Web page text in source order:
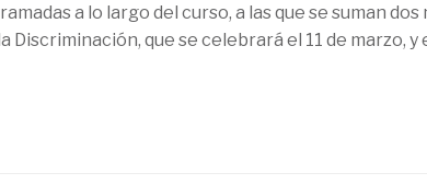
a lo largo del curso, a las que se suman dos
que se celebrará el 11 de marzo, y